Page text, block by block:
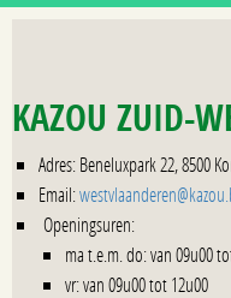
KAZOU ZUID-
Adres: Beneluxpark 22, 8500
Email:
Openingsuren:
ma t.e.m. do: van 09u00
vr: van 09u00 tot 12u00